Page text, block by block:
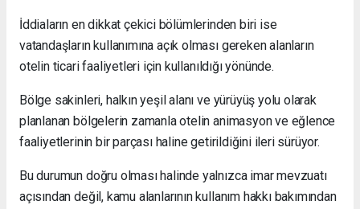
İddiaların en dikkat çekici bölümlerinden biri ise
vatandaşların kullanımına açık olması gereken alanların
otelin ticari faaliyetleri için kullanıldığı yönünde.
Bölge sakinleri, halkın yeşil alanı ve yürüyüş yolu olarak
planlanan bölgelerin zamanla otelin animasyon ve eğlence
faaliyetlerinin bir parçası haline getirildiğini ileri sürüyor.
Bu durumun doğru olması halinde yalnızca imar mevzuatı
açısından değil, kamu alanlarının kullanım hakkı bakımından